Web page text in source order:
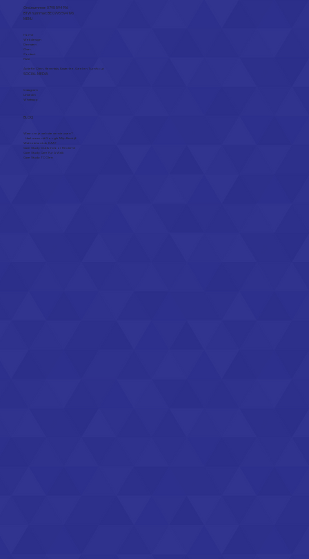
Ond.nummer: 0795 594 196
BTW nummer: BE 0795 594 196
MENU
Home
Webdesign
Diensten
Over
Contact
FAQ
Actief inOlen ,Herentals ,Kasterlee ,Geelen Turnhout
SOCIAL MEDIA
Instagram
Linkedin
Whatsapp
BLOG
Waarom je website vernieuwen?
Haal meer uit Google Mijn Bedrijf.
Wat betekent de EAA?
Case Study: Out & Indoor Reclame
Case Study: Care Fur A Walk
Case Study: TC Olen